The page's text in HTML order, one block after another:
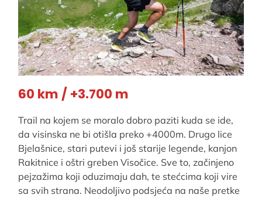
60 km / +3.700 m
Trail na kojem se moralo dobro paziti kuda se ide,
da visinska ne bi otišla preko +4000m. Drugo lice
Bjelašnice, stari putevi i još starije legende, kanjon
Rakitnice i oštri greben Visočice. Sve to, začinjeno
pejzažima koji oduzimaju dah, te stećcima koji vire
sa svih strana. Neodoljivo podsjeća na naše pretke